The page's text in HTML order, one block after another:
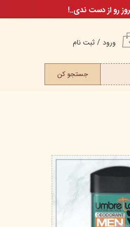
ورود / ثبت نام
تغییر گذر واژه
جستجو کن
رو از دست ندی..!